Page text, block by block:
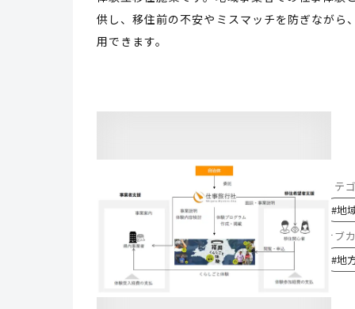
供し、移住前の不安やミスマッチを防ぎなが
用できます。
カテ
#地
サブ
#地